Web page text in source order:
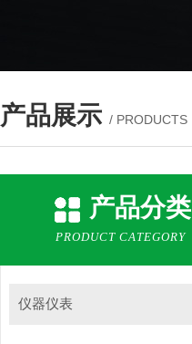
产品展示 / PRODUCTS
产品分类
PRODUCT CATEGORY
仪器仪表